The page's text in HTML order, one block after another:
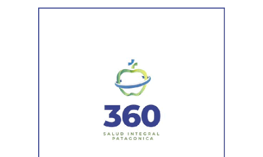
Durante el procedimiento, el personal encontró el teléfono